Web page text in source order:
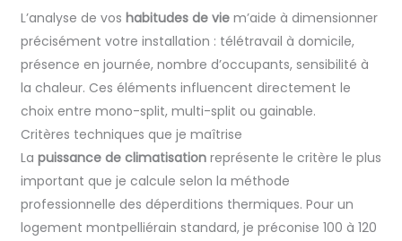
L’analyse de vos habitudes de viem’aide à dimensionner
précisément votre installation : télétravail à domicile,
présence en journée, nombre d’occupants, sensibilité à
la chaleur. Ces éléments influencent directement le
choix entre mono-split, multi-split ou gainable.
Critères techniques que je maîtrise
La puissance de climatisationreprésente le critère le plus
important que je calcule selon la méthode
professionnelle des déperditions thermiques. Pour un
logement montpelliérain standard, je préconise 100 à 120